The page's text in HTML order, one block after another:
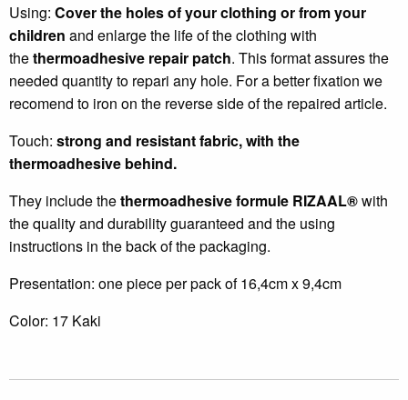
Using: Cover the holes of your clothing or from your
children and enlarge the life of the clothing with
thethermoadhesive repair patch. This format assures the
needed quantity to repari any hole. For a better fixation we
recomend to iron on the reverse side of the repaired article.
Touch: strong and resistant fabric, with the
thermoadhesive behind.
They include thethermoadhesive formule RIZAAL®with
the quality and durability guaranteed and the using
instructions in the back of the packaging.
Presentation: one piece per pack of 16,4cm x 9,4cm
Color: 17 Kaki